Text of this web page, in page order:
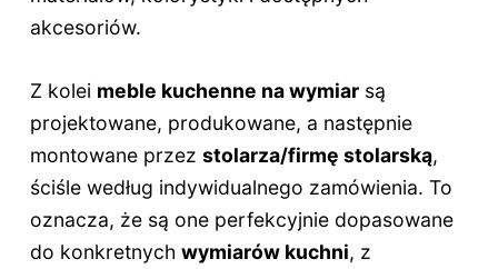
akcesoriów.
Z kolei meble kuchenne na wymiarsą
projektowane, produkowane, a następnie
montowane przez stolarza/firmę stolarską,
ściśle według indywidualnego zamówienia. To
oznacza, że są one perfekcyjnie dopasowane
do konkretnych wymiarów kuchni, z